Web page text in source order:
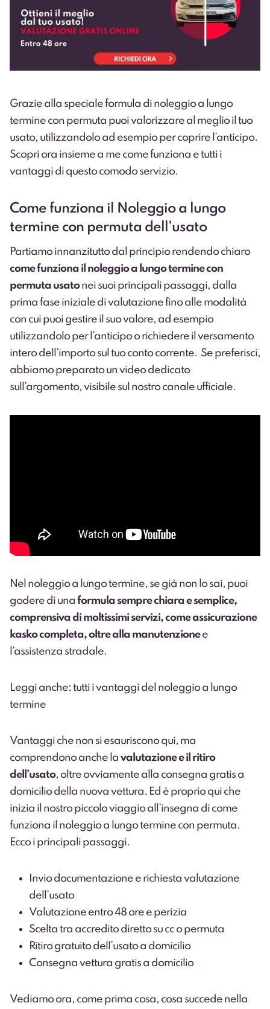
Grazie alla speciale formula di noleggio a lungo
termine con permuta puoi valorizzare al meglio il tuo
usato, utilizzandolo ad esempio per coprire l’anticipo.
Scopri ora insieme a me come funziona e tutti i
vantaggi di questo comodo servizio.
Come funziona il Noleggio a lungo
termine con permuta dell’usato
Partiamo innanzitutto dal principio rendendo chiaro
come funziona il noleggio a lungo termine con
permuta usatonei suoi principali passaggi, dalla
prima fase iniziale di valutazione fino alle modalità
con cui puoi gestire il suo valore, ad esempio
utilizzandolo per l’anticipo o richiedere il versamento
intero dell’importo sul tuo conto corrente. Se preferisci,
abbiamo preparato un video dedicato
sull’argomento, visibile sul nostro canale ufficiale.
Nel noleggio a lungo termine, se già non lo sai, puoi
godere di una formula sempre chiara e semplice,
comprensiva di moltissimi servizi, come assicurazione
kasko completa, oltre alla manutenzionee
l’assistenza stradale.
Leggi anche: tutti i vantaggi del noleggio a lungo
termine
Vantaggi che non si esauriscono qui, ma
comprendono anche la valutazione e il ritiro
dell’usato, oltre ovviamente alla consegna gratis a
domicilio della nuova vettura. Ed è proprio qui che
inizia il nostro piccolo viaggio all’insegna di come
funziona il noleggio a lungo termine con permuta.
Ecco i principali passaggi.
Invio documentazione e richiesta valutazione
dell’usato
Valutazione entro 48 ore e perizia
Scelta tra accredito diretto su cc o permuta
Ritiro gratuito dell’usato a domicilio
Consegna vettura gratis a domicilio
Vediamo ora, come prima cosa, cosa succede nella